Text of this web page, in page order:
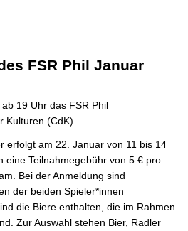
FSR Phil Januar
19 Uhr das FSR Phil
Kulturen (CdK).
erfolgt am 22. Januar von 11 bis 14
eine Teilnahmegebühr von 5 € pro
Bei der Anmeldung sind
der beiden Spieler*innen
die Biere enthalten, die im Rahmen
Zur Auswahl stehen Bier, Radler